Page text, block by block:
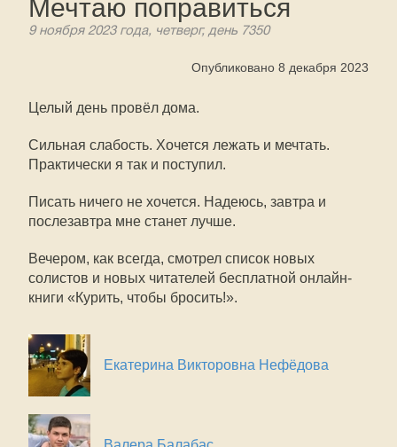
Мечтаю поправиться
9 ноября 2023 года, четверг, день 7350
Опубликовано 8 декабря 2023
Целый день провёл дома.
Сильная слабость. Хочется лежать и мечтать.
Практически я так и поступил.
Писать ничего не хочется. Надеюсь, завтра и
послезавтра мне станет лучше.
Вечером, как всегда, смотрел список новых
солистов и новых читателей бесплатной онлайн-
книги «Курить, чтобы бросить!».
Екатерина Викторовна Нефёдова